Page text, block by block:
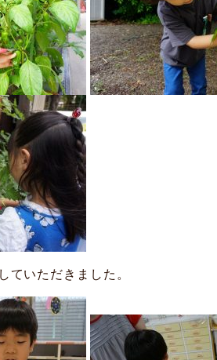
ていただきました。